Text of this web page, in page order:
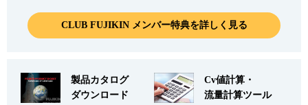
CLUB FUJIKIN メンバー特典を詳しく見る
製品カタログ
ダウンロード
Cv値計算・
流量計算ツール